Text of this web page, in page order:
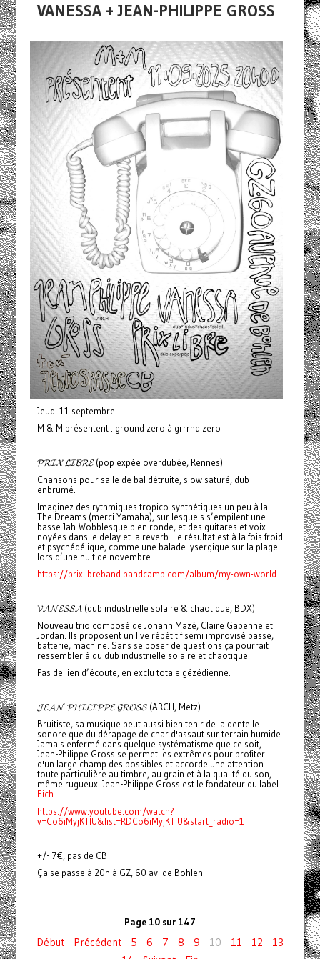
VANESSA + JEAN-PHILIPPE GROSS
Jeudi 11 septembre
M & M présentent : ground zero à grrrnd zero
𝓟𝓡𝓘𝓧 𝓛𝓘𝓑𝓡𝓔 (pop expée overdubée, Rennes)
Chansons pour salle de bal détruite, slow saturé, dub
enbrumé.
Imaginez des rythmiques tropico-synthétiques un peu à la
The Dreams (merci Yamaha), sur lesquels s’empilent une
basse Jah-Wobblesque bien ronde, et des guitares et voix
noyées dans le delay et la reverb. Le résultat est à la fois froid
et psychédélique, comme une balade lysergique sur la plage
lors d’une nuit de novembre.
https://prixlibreband.bandcamp.com/album/my-own-world
𝓥𝓐𝓝𝓔𝓢𝓢𝓐 (dub industrielle solaire & chaotique, BDX)
Nouveau trio composé de Johann Mazé, Claire Gapenne et
Jordan. Ils proposent un live répétitif semi improvisé basse,
batterie, machine. Sans se poser de questions ça pourrait
ressembler à du dub industrielle solaire et chaotique.
Pas de lien d’écoute, en exclu totale gézédienne.
𝓙𝓔𝓐𝓝-𝓟𝓗𝓘𝓛𝓘𝓟𝓟𝓔 𝓖𝓡𝓞𝓢𝓢 (ARCH, Metz)
Bruitiste, sa musique peut aussi bien tenir de la dentelle
sonore que du dérapage de char d'assaut sur terrain humide.
Jamais enfermé dans quelque systématisme que ce soit,
Jean-Philippe Gross se permet les extrêmes pour profiter
d'un large champ des possibles et accorde une attention
toute particulière au timbre, au grain et à la qualité du son,
même rugueux. Jean-Philippe Gross est le fondateur du label
Eich.
https://www.youtube.com/watch?
v=Co6iMyjKTlU&list=RDCo6iMyjKTlU&start_radio=1
+/- 7€, pas de CB
Ça se passe à 20h à GZ, 60 av. de Bohlen.
Page 10 sur 147
Début Précédent 5 6 7 8 9 10 11 12
13